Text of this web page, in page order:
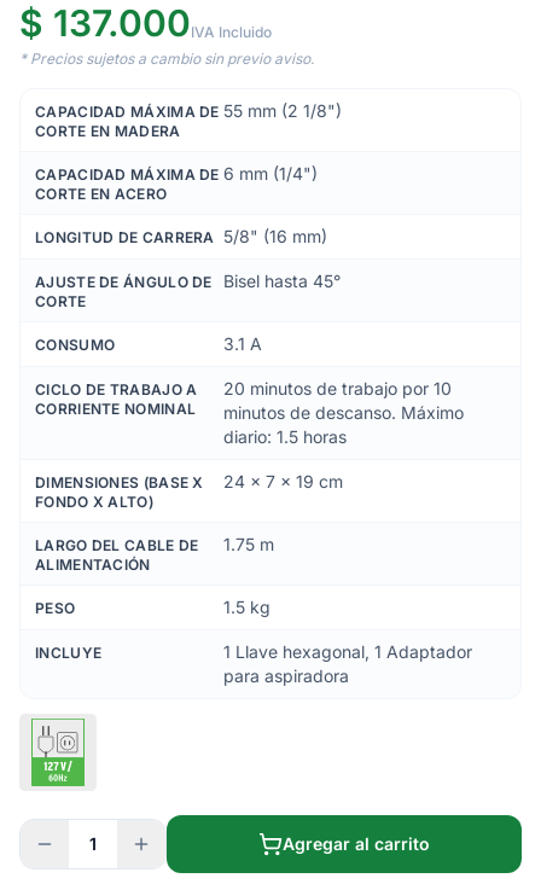
$ 137.000IVA Incluido
* Precios sujetos a cambio sin previo aviso.
CAPACIDAD MÁXIMA DE
CORTE EN MADERA
55 mm (2 1/8")
CAPACIDAD MÁXIMA DE
CORTE EN ACERO
6 mm (1/4")
LONGITUD DE CARRERA 5/8" (16 mm)
AJUSTE DE ÁNGULO DE
CORTE
Bisel hasta 45°
CONSUMO 3.1 A
CICLO DE TRABAJO A
CORRIENTE NOMINAL
20 minutos de trabajo por 10
minutos de descanso. Máximo
diario: 1.5 horas
DIMENSIONES (BASE X
FONDO X ALTO)
24 x 7 x 19 cm
LARGO DEL CABLE DE
ALIMENTACIÓN
1.75 m
PESO 1.5 kg
INCLUYE
1 Llave hexagonal, 1 Adaptador
para aspiradora
1 Agregar al carrito